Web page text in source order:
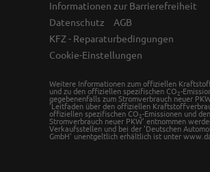
Informationen zur Barrierefreiheit
Datenschutz
AGB
KFZ - Reparaturbedingungen
Cookie-Einstellungen
Weitere Informationen zum offiziellen
und zu den offiziellen spezifischen CO 2-
gegebenenfalls zum Stromverbrauch neuer
'Leitfaden über den offiziellen
offiziellen spezifischen CO 2-Emissionen und
Stromverbrauch neuer PKW' entnommen
Verkaufsstellen und bei der 'Deutschen
GmbH' unentgeltlich erhältlich ist unter